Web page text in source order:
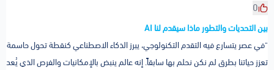
0
بين التحديات والتطور ماذا سيقدم لنا AI
"في عصر يتسارع فيه التقدم التكنولوجي، يبرز الذكاء الاصطناعي كنقطة تحول حاسمة
تعزز حياتنا بطرق لم نكن نحلم بها سابقاً. إنه عالم ينبض بالإمكانيات والفرص الذي يُعد